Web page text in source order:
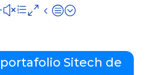
Sitech de